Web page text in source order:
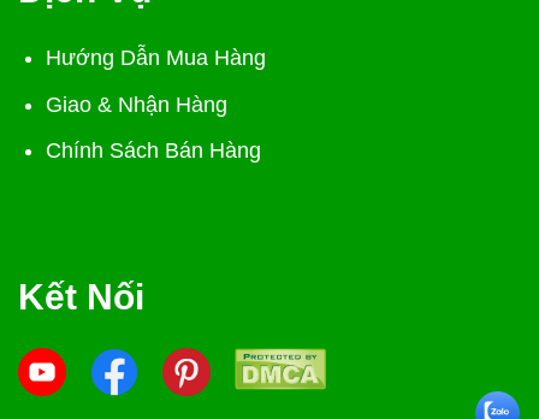
Hướng Dẫn Mua Hàng
Giao & Nhận Hàng
Chính Sách Bán Hàng
Kết Nối